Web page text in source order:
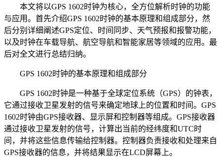
本文将以GPS 1602时钟为核心，全方位解析时钟的功能
与应用。首先介绍GPS 1602时钟的基本原理和组成部分，然
后分别详细阐述GPS定位、时间同步、天气预报和报警功能，
以及时钟在车载导航、航空导航和智能家居等领域的应用。最
后对全文进行总结归纳。
GPS 1602时钟的基本原理和组成部分
GPS 1602时钟是一种基于全球定位系统（GPS）的钟表，
它通过接收卫星发射的信号来确定地球上的位置和时间。GPS
1602时钟由GPS接收器、显示屏和控制器等组成。GPS接收器
通过接收卫星发射的信号，计算出当前的经纬度和UTC时
间，并将这些信息传输给控制器。控制器负责接收和处理来自
GPS接收器的信息，并将结果显示在LCD屏幕上。